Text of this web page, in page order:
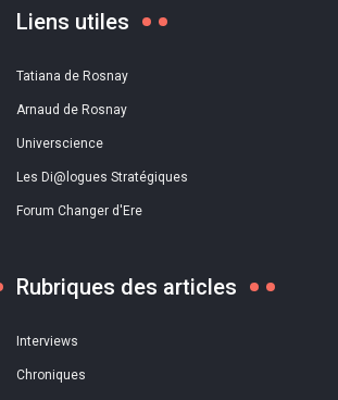
Liens utiles
Tatiana de Rosnay
Arnaud de Rosnay
Universcience
Les Di@logues Stratégiques
Forum Changer d'Ere
Rubriques des articles
Interviews
Chroniques